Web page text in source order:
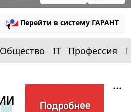
Перейти в систему ГАРАНТ
Общество IT Профессия